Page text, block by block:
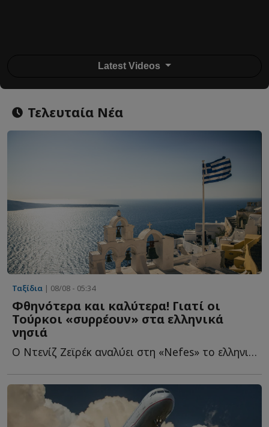
Latest Videos
Τελευταία Νέα
Ταξίδια | 08/08 - 05:34
Φθηνότερα και καλύτερα! Γιατί οι
Τούρκοι «συρρέουν» στα ελληνικά
νησιά
Ο Ντενίζ Ζεϊρέκ αναλύει στη «Nefes» το ελληνικό τουριστικό π...